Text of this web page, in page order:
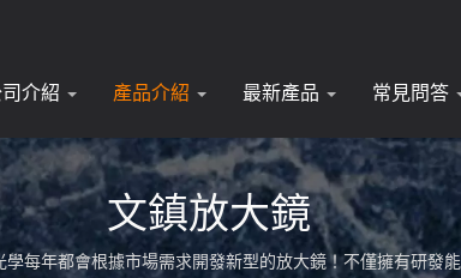
介紹 產品介紹 最新產品 常見問答
文鎮放大鏡
每年都會根據市場需求開發新型的放大鏡！不僅擁有研發